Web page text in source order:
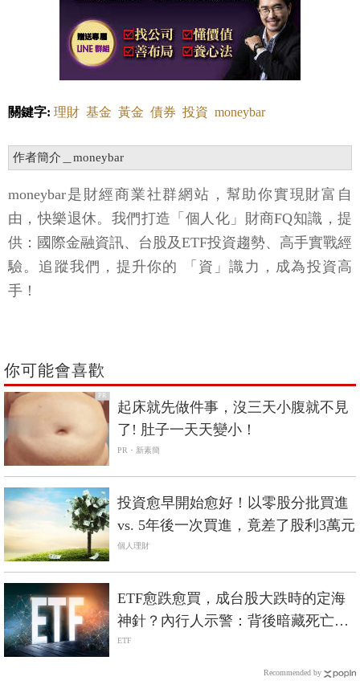
關鍵字: 理財 基金 黃金 債券 投資 moneybar
作者簡介＿moneybar
moneybar是財經商業社群網站，幫助你實現財富自
由，快樂退休。我們打造「個人化」財商FQ知識，提
供：國際金融資訊、台股及ETF投資趨勢、高手實戰經
驗。追蹤我們，提升你的 「資」識力，成為投資高
手！
你可能會喜歡
PR
起床就先做件事，沒三天小腹就不見
了! 肚子一天天變小！
PR・新素簡
投資愈早開始愈好！以零股分批買進
vs. 5年後一次買進，竟差了股利3萬元
個人理財
ETF愈跌愈買，成台股大跌時的定海
神針？內行人示警：背後暗藏死亡螺
旋風險
ETF
Recommended by